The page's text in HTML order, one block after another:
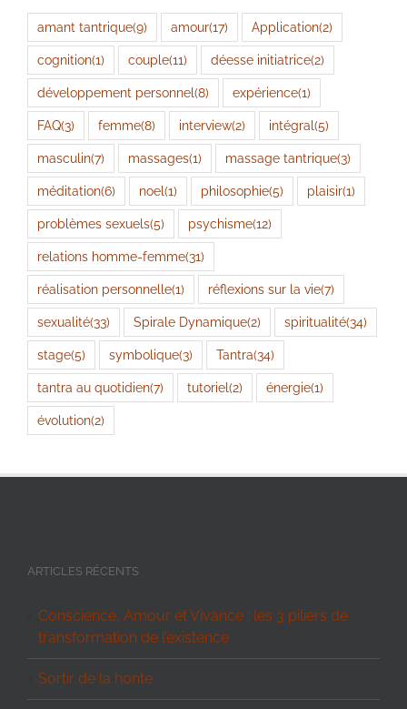
amant tantrique(9) amour(17) Application(2)
cognition(1) couple(11) déesse initiatrice(2)
développement personnel(8) expérience(1)
FAQ(3) femme(8) interview(2) intégral(5)
masculin(7) massages(1) massage tantrique(3)
méditation(6) noel(1) philosophie(5) plaisir(1)
problèmes sexuels(5) psychisme(12)
relations homme-femme(31)
réalisation personnelle(1) réflexions sur la vie(7)
sexualité(33) Spirale Dynamique(2) spiritualité(34)
stage(5) symbolique(3) Tantra(34)
tantra au quotidien(7) tutoriel(2) énergie(1)
évolution(2)
ARTICLES RÉCENTS
Conscience, Amour et Vivance : les 3 piliers de
transformation de l’existence
Sortir de la honte